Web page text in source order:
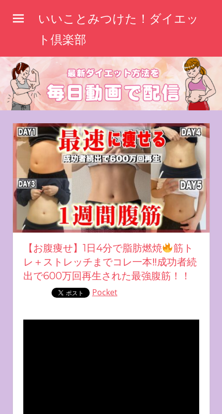
ス
キ
いいことみつけた！ダイエッ
ト倶楽部
【お腹痩せ】1日4分で脂肪燃焼
筋ト
レ＋ストレッチまでコレ一本‼︎成功者続
出で600万回再生された最強腹筋！！
Pocket